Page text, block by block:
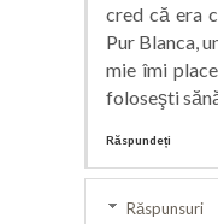
cred că era
Pur Blanca,
mie îmi
foloseşti
Răspundeți
Răspunsuri